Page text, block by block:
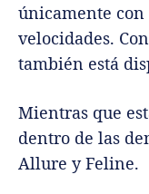
únicamente
velocidades.
también está
Mientras que
dentro de las
Allure y Feline.